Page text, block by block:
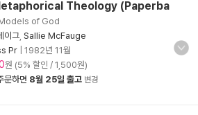
Theology (Paperba
of God
이그 Sallie McFauge
Pr
1982년 11월
원 (5% 할인 / 1,500원)
문하면 8월 25일 출고 변경